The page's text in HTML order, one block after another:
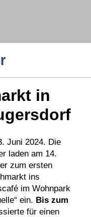
in
Juni 2024. Die
laden am 14.
zum ersten
ins
im Wohnpark
ein. Bis zum
für einen